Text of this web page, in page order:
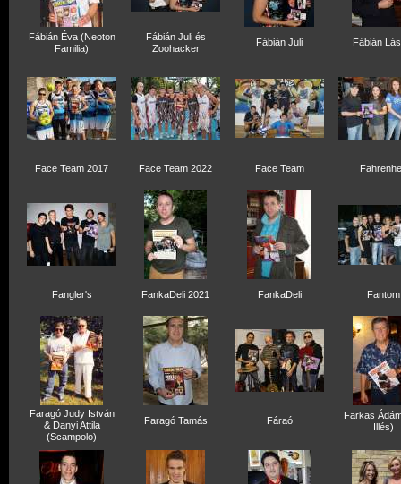
Fábián Éva (Neoton
Familia)
Fábián Juli és
Zoohacker
Fábián Juli Fábián
Face Team 2017 Face Team 2022 Face Team
Fangler's FankaDeli 2021 FankaDeli Fantom
Faragó Judy István
& Danyi Attila
(Scampolo)
Faragó Tamás Fáraó
Farkas
Illés)